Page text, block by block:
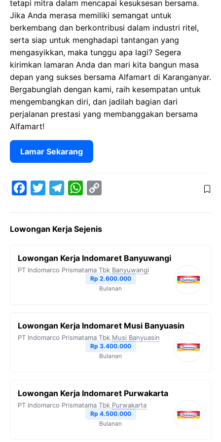
tetapi mitra dalam mencapai kesuksesan bersama.
Jika Anda merasa memiliki semangat untuk
berkembang dan berkontribusi dalam industri ritel,
serta siap untuk menghadapi tantangan yang
mengasyikkan, maka tunggu apa lagi? Segera
kirimkan lamaran Anda dan mari kita bangun masa
depan yang sukses bersama Alfamart di Karanganyar.
Bergabunglah dengan kami, raih kesempatan untuk
mengembangkan diri, dan jadilah bagian dari
perjalanan prestasi yang membanggakan bersama
Alfamart!
Lamar Sekarang
e
o
t
e
e
r
W
t
A
y
i
n
k
Lowongan Kerja Sejenis
Lowongan Kerja Indomaret Banyuwangi
PT Indomarco Prismatama Tbk Banyuwangi
Rp 2.600.000
Bulanan
Lowongan Kerja Indomaret Musi Banyuasin
PT Indomarco Prismatama Tbk Musi Banyuasin
Rp 3.400.000
Bulanan
Lowongan Kerja Indomaret Purwakarta
PT Indomarco Prismatama Tbk Purwakarta
Rp 4.500.000
Bulanan